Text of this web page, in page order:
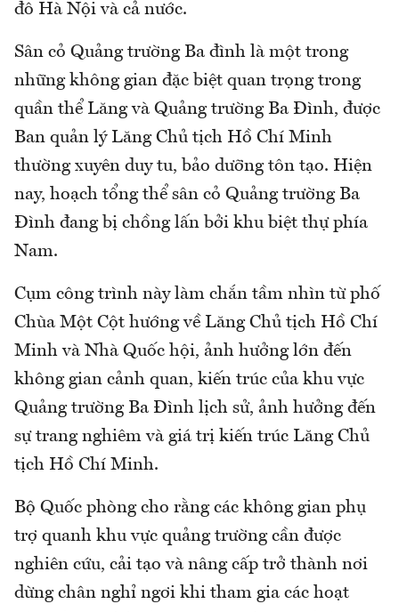
đô Hà Nội và cả nước.
Sân cỏ Quảng trường Ba đình là một trong
những không gian đặc biệt quan trọng trong
quần thể Lăng và Quảng trường Ba Đình, được
Ban quản lý Lăng Chủ tịch Hồ Chí Minh
thường xuyên duy tu, bảo dưỡng tôn tạo. Hiện
nay, hoạch tổng thể sân cỏ Quảng trường Ba
Đình đang bị chồng lấn bởi khu biệt thự phía
Nam.
Cụm công trình này làm chắn tầm nhìn từ phố
Chùa Một Cột hướng về Lăng Chủ tịch Hồ Chí
Minh và Nhà Quốc hội, ảnh hưởng lớn đến
không gian cảnh quan, kiến trúc của khu vực
Quảng trường Ba Đình lịch sử, ảnh hưởng đến
sự trang nghiêm và giá trị kiến trúc Lăng Chủ
tịch Hồ Chí Minh.
Bộ Quốc phòng cho rằng các không gian phụ
trợ quanh khu vực quảng trường cần được
nghiên cứu, cải tạo và nâng cấp trở thành nơi
dừng chân nghỉ ngơi khi tham gia các hoạt